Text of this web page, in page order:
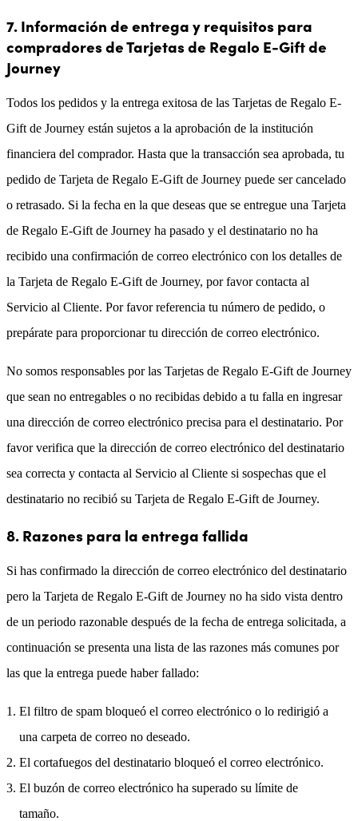
7. Información de entrega y requisitos para
compradores de Tarjetas de Regalo E-Gift de
Journey
Todos los pedidos y la entrega exitosa de las Tarjetas de Regalo E-
Gift de Journey están sujetos a la aprobación de la institución
financiera del comprador. Hasta que la transacción sea aprobada, tu
pedido de Tarjeta de Regalo E-Gift de Journey puede ser cancelado
o retrasado. Si la fecha en la que deseas que se entregue una Tarjeta
de Regalo E-Gift de Journey ha pasado y el destinatario no ha
recibido una confirmación de correo electrónico con los detalles de
la Tarjeta de Regalo E-Gift de Journey, por favor contacta al
Servicio al Cliente. Por favor referencia tu número de pedido, o
prepárate para proporcionar tu dirección de correo electrónico.
No somos responsables por las Tarjetas de Regalo E-Gift de Journey
que sean no entregables o no recibidas debido a tu falla en ingresar
una dirección de correo electrónico precisa para el destinatario. Por
favor verifica que la dirección de correo electrónico del destinatario
sea correcta y contacta al Servicio al Cliente si sospechas que el
destinatario no recibió su Tarjeta de Regalo E-Gift de Journey.
8. Razones para la entrega fallida
Si has confirmado la dirección de correo electrónico del destinatario
pero la Tarjeta de Regalo E-Gift de Journey no ha sido vista dentro
de un periodo razonable después de la fecha de entrega solicitada, a
continuación se presenta una lista de las razones más comunes por
las que la entrega puede haber fallado:
El filtro de spam bloqueó el correo electrónico o lo redirigió a
una carpeta de correo no deseado.
El cortafuegos del destinatario bloqueó el correo electrónico.
El buzón de correo electrónico ha superado su límite de
tamaño.